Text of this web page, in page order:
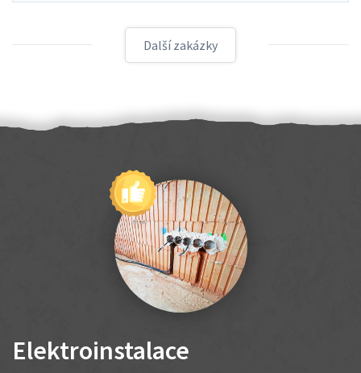
Další zakázky
Elektroinstalace